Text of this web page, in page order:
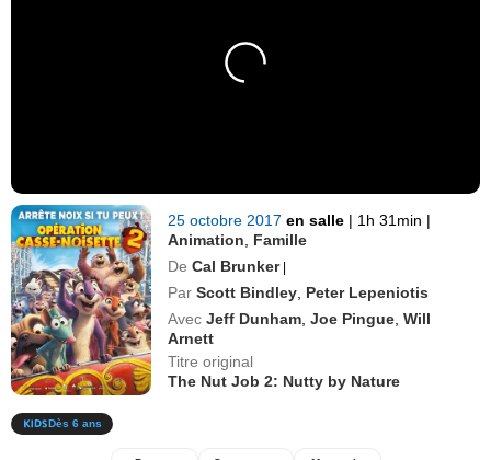
25 octobre 2017en salle | 1h 31min |
Animation
Famille
De Cal Brunker |
Par Scott Bindley Peter Lepeniotis
Avec Jeff Dunham ,Joe Pingue ,Will
Arnett
Titre original
The Nut Job 2: Nutty by Nature
Dès 6 ans